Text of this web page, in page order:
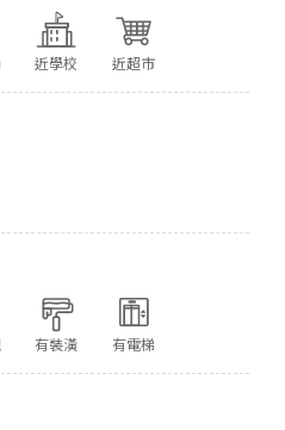
近學校 近超市
有裝潢 有電梯